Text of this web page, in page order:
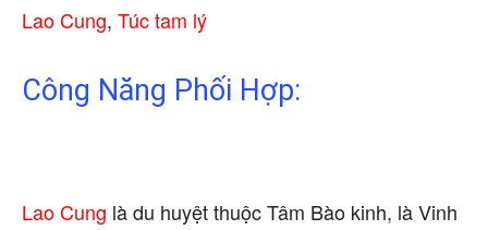
Lao Cung, Túc tam lý
Công Năng Phối Hợp:
Lao Cung là du huyệt thuộc Tâm Bào kinh, là Vinh